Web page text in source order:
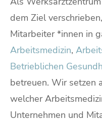
dem Ziel
Mitarbeiter *innen in
Arbeitsmedizin,
Betrieblichen
betreuen. Wir setzen
welcher
Unternehmen und